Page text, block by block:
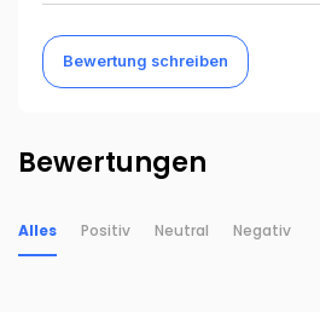
Bewertung schreiben
Bewertungen
Alles Positiv Neutral Negativ